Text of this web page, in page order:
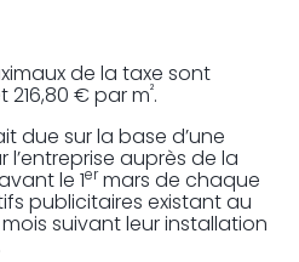
de la taxe sont
216,80 € par m².
due sur la base d’une
auprès de la
le 1ermars de chaque
publicitaires existant au
suivant leur installation